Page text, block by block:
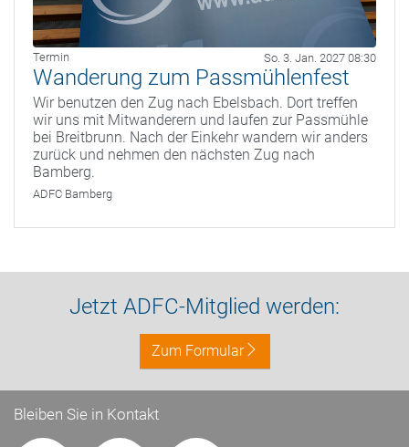
Termin So. 3. Jan. 2027 08:30
Wanderung zum Passmühlenfest
Wir benutzen den Zug nach Ebelsbach. Dort treffen
wir uns mit Mitwanderern und laufen zur Passmühle
bei Breitbrunn. Nach der Einkehr wandern wir anders
zurück und nehmen den nächsten Zug nach
Bamberg.
ADFC Bamberg
Jetzt ADFC-Mitglied werden:
Zum Formular
Bleiben Sie in Kontakt